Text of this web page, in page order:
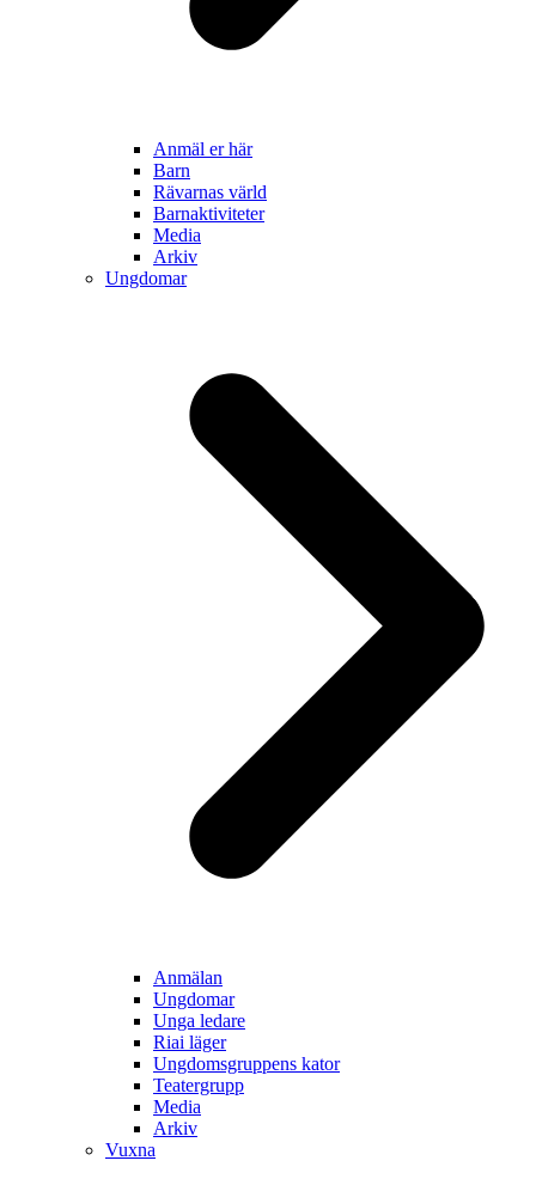
Anmäl er här
Barn
Rävarnas värld
Barnaktiviteter
Media
Arkiv
Ungdomar
Anmälan
Ungdomar
Unga ledare
Riai läger
Ungdomsgruppens kator
Teatergrupp
Media
Arkiv
Vuxna